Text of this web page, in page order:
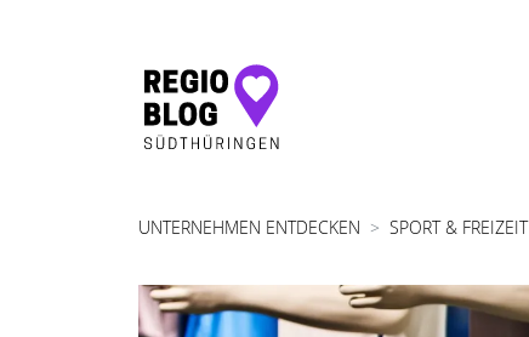
Hauptnavigation
UNTERNEHMEN ENTDECKEN SPORT & FREIZEIT